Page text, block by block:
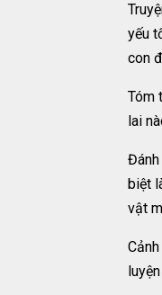
yếu
con
Tóm
lai
Đánh
biệt
vật